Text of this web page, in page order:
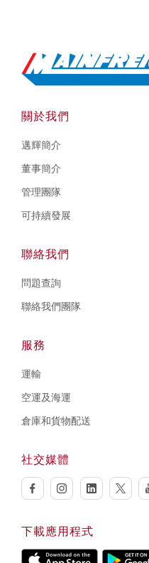
Go to Home
關於我們
邁輝簡介
董事簡介
管理團隊
可持續發展
聯絡我們
問題查詢
聯絡我們團隊
服務
運輸
空運及海運
倉庫和貨物配送
社交媒體
facebookinstagramlinkedintwitter
下載應用程式
Download on Apple Store
Download